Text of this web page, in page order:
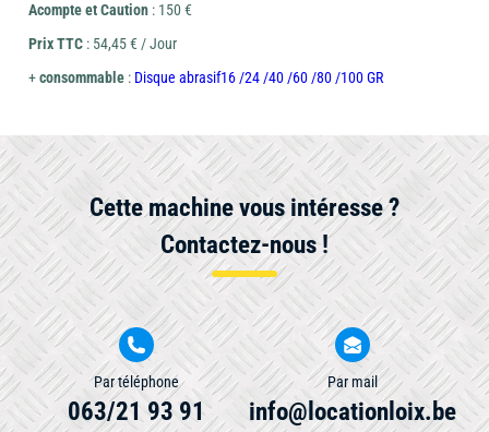
Acompte et Caution : 150 €
Prix TTC : 54,45 € / Jour
+consommable : Disque abrasif16 /24 /40 /60 /80 /100 GR
Cette machine vous intéresse ?
Contactez-nous !
Par téléphone
063/21 93 91
Par mail
info@locationloix.be